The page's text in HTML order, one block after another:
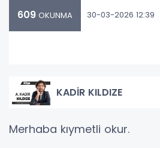
609 OKUNMA 30-03-2026 12:39
KADİR KILDIZE
Merhaba kıymetli okur.